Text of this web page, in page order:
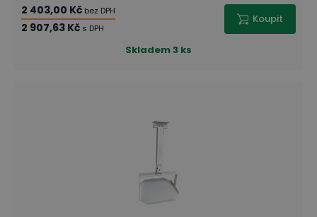
2 403,00 Kč bez DPH
2 907,63 Kč s DPH
Koupit
Skladem3 ks